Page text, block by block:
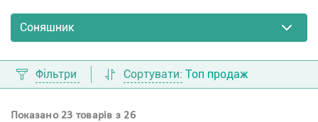
Фільтри Сортувати: Топ продаж
Показано 23 товарів з 26